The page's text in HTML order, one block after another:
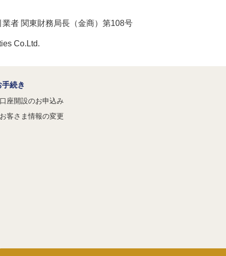
者 関東財務局長（金商）第108号
Co.Ltd.
手続き
口座開設のお申込み
お客さま情報の変更